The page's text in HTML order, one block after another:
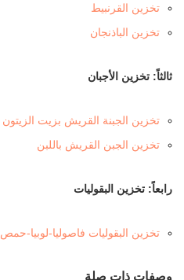
تخزين القرنبيط
تخزين الباذنجان
ثالثاً: تخزين الأجبان
تخزين الجبنة القريش بزيت الزيتون
تخزين الجبن القريش باللبن
رابعاً: تخزين البقوليات
تخزين البقوليات فاصوليا-لوبيا-حمص
وصفات ذات صلة